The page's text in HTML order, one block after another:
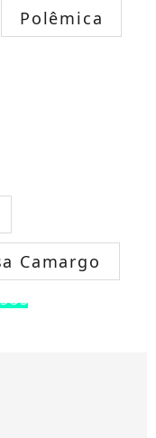
Polêmica
Camargo